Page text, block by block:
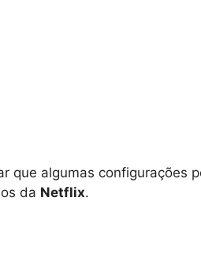
que algumas configurações
da Netflix.